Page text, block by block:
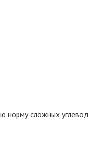
норму сложных